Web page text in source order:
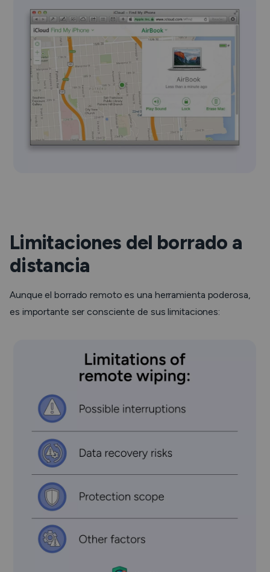
Limitaciones del borrado a
distancia
Aunque el borrado remoto es una herramienta poderosa,
es importante ser consciente de sus limitaciones: